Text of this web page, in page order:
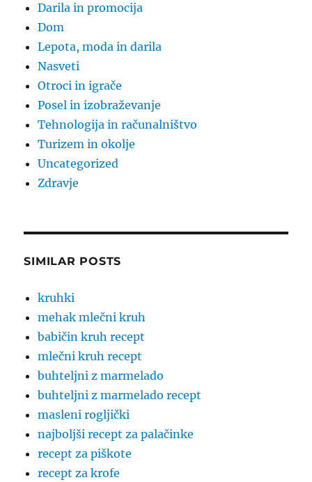
Darila in promocija
Dom
Lepota, moda in darila
Nasveti
Otroci in igrače
Posel in izobraževanje
Tehnologija in računalništvo
Turizem in okolje
Uncategorized
Zdravje
SIMILAR POSTS
kruhki
mehak mlečni kruh
babičin kruh recept
mlečni kruh recept
buhteljni z marmelado
buhteljni z marmelado recept
masleni rogljički
najboljši recept za palačinke
recept za piškote
recept za krofe